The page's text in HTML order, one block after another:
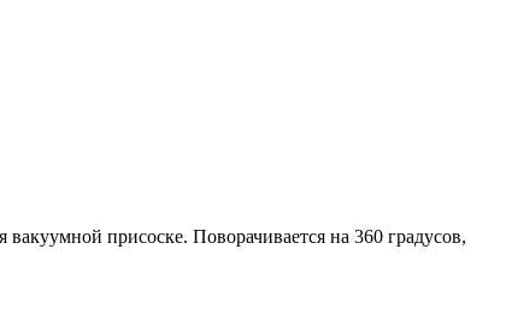
присоске. Поворачивается на 360 градусов,